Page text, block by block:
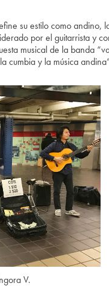
su estilo como andino,
por el guitarrista y
musical de la banda
cumbia y la música
V.